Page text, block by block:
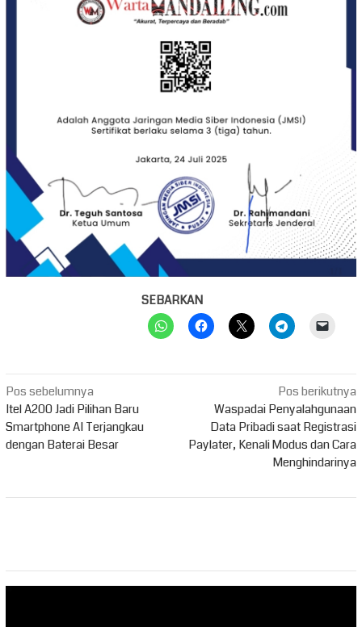
SEBARKAN
Navigasi
pos
Pos sebelumnya
Itel A200 Jadi Pilihan Baru
Smartphone AI Terjangkau
dengan Baterai Besar
Pos berikutnya
Waspadai Penyalahgunaan
Data Pribadi saat Registrasi
Paylater, Kenali Modus dan Cara
Menghindarinya